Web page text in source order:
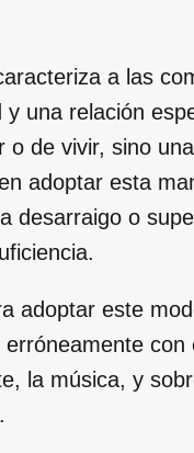
a las
y una relación
o de vivir, sino
adoptar esta
desarraigo o
adoptar este
la música, y